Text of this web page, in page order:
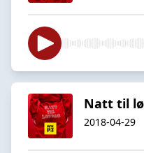
Natt til
2018-04-29